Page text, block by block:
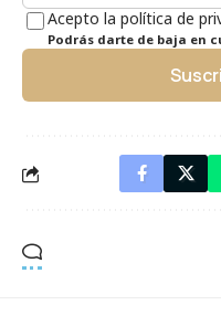
Acepto la política de
Podrás darte de baja en